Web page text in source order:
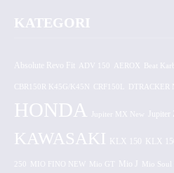
KATEGORI
Absolute Revo Fit ADV 150 AEROX
CBR150R K45G/K45N CRF150L DTRACKER
HONDA Jupiter MX New Jupiter
KAWASAKI KLX 150 KLX
250 MIO FINO NEW Mio GT Mio J Mio Soul